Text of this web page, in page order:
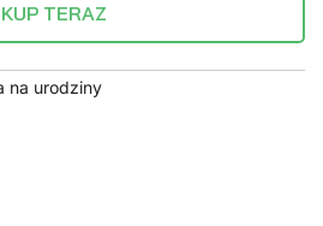
KUP TERAZ
na urodziny